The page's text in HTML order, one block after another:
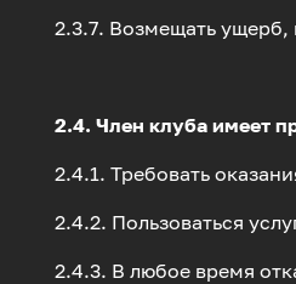
2.3.7. Возмещать ущерб,
2.4. Член клуба имеет
2.4.1. Требовать
2.4.2. Пользоваться
2.4.3. В любое время